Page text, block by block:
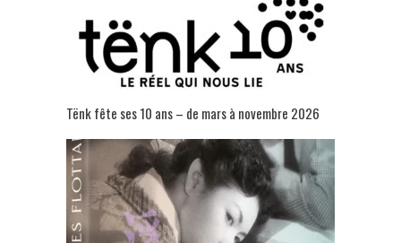
Tënk fête ses 10 ans – de mars à novembre 2026